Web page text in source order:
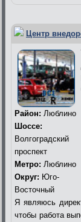
Центр
Район: Люблино
Шоссе:
Волгоградский
проспект
Метро: Люблино
Округ: Юго-
Восточный
Я являюсь
чтобы работа